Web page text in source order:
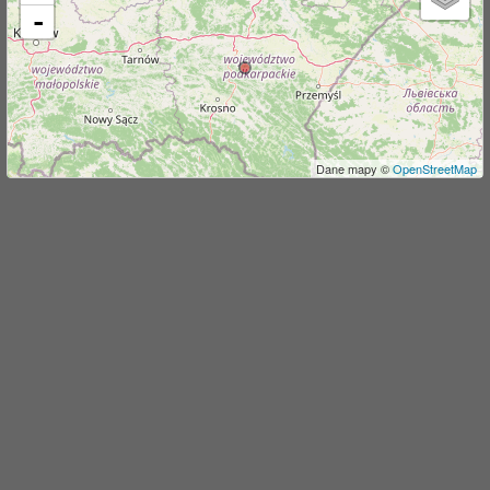
j
-
Dane mapy ©OpenStreetMap